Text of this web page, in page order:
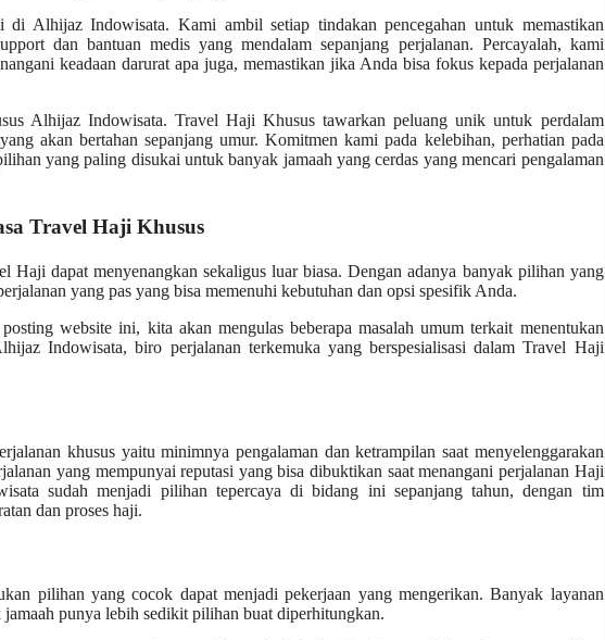
di Alhijaz Indowisata. Kami ambil setiap tindakan pencegahan untuk memastikan
dan bantuan medis yang mendalam sepanjang perjalanan. Percayalah, kami
keadaan darurat apa juga, memastikan jika Anda bisa fokus kepada perjalanan
Alhijaz Indowisata. Travel Haji Khusus tawarkan peluang unik untuk perdalam
akan bertahan sepanjang umur. Komitmen kami pada kelebihan, perhatian pada
yang paling disukai untuk banyak jamaah yang cerdas yang mencari pengalaman
Travel Haji Khusus
Haji dapat menyenangkan sekaligus luar biasa. Dengan adanya banyak pilihan yang
yang pas yang bisa memenuhi kebutuhan dan opsi spesifik Anda.
website ini, kita akan mengulas beberapa masalah umum terkait menentukan
Indowisata, biro perjalanan terkemuka yang berspesialisasi dalam Travel Haji
khusus yaitu minimnya pengalaman dan ketrampilan saat menyelenggarakan
yang mempunyai reputasi yang bisa dibuktikan saat menangani perjalanan Haji
sudah menjadi pilihan tepercaya di bidang ini sepanjang tahun, dengan tim
dan proses haji.
pilihan yang cocok dapat menjadi pekerjaan yang mengerikan. Banyak layanan
punya lebih sedikit pilihan buat diperhitungkan.